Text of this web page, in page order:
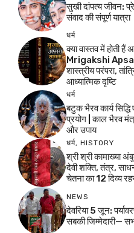
सुखी दांपत्य जीवन:
संवाद की संपूर्ण यात्रा
धर्म
क्या वास्तव में होती हैं
Mrigakshi
शास्त्रीय परंपरा,
आध्यात्मिक दृष्टि
धर्म
बटुक भैरव कार्य
प्रयोग | काल भैरव
और उपाय
धर्म, HISTORY
श्री श्री कामाख्या
देवी शक्ति, तंत्र,
चेतना का 12 दिव्य
NEWS
देवरिया 5 जून:
सबकी जिम्मेदारी—